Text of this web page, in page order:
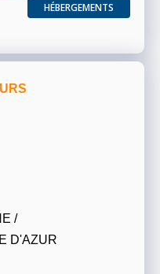
HÉBERGEMENTS
/
D'AZUR